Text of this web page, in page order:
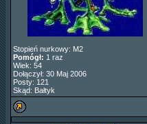
Stopień nurkowy: M2
Pomógł: 1 raz
Wiek: 54
Dołączył: 30 Maj 2006
Posty: 121
Skąd: Bałtyk